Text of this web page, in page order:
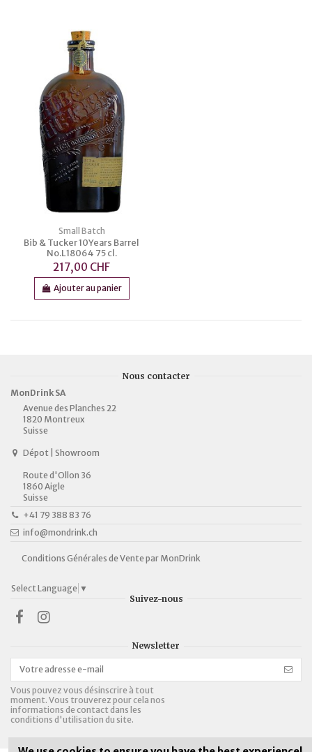
Small Batch
Bib & Tucker 10Years Barrel
No.L18064 75 cl.
217,00 CHF
Ajouter au panier
Nous contacter
MonDrink SA
Avenue des Planches 22
1820 Montreux
Suisse
Dépot | Showroom
Route d'Ollon 36
1860 Aigle
Suisse
+41 79 388 83 76
info@mondrink.ch
Conditions Générales de Vente par MonDrink
Select Language ▼
Suivez-nous
Newsletter
Vous pouvez vous désinscrire à tout
moment. Vous trouverez pour cela nos
informations de contact dans les
conditions d'utilisation du site.